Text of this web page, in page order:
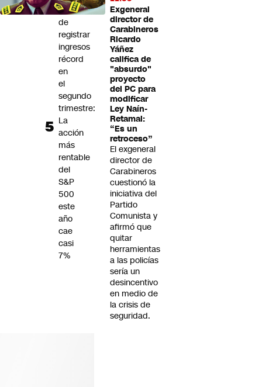
Exgeneral
director de
Carabineros
Ricardo
Yáñez
califica de
"absurdo"
proyecto
del PC para
modificar
Ley Naín-
Retamal:
“Es un
retroceso”
El exgeneral
director de
Carabineros
cuestionó la
iniciativa del
Partido
Comunista y
afirmó que
quitar
herramientas
a las policías
sería un
desincentivo
en medio de
la crisis de
seguridad.
pesar
de
registrar
ingresos
récord
en
el
segundo
trimestre:
La
acción
más
rentable
del
S&P
500
este
año
cae
casi
7%